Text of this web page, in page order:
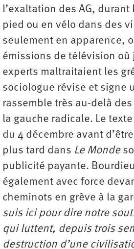
l’exaltation des AG, durant
pied ou en vélo dans des
seulement en apparence,
émissions de télévision
experts maltraitaient les
sociologue révise et signe
rassemble très au-delà
la gauche radicale. Le
du 4 décembre avant
plus tard dans Le Monde
publicité payante.
également avec force
cheminots en grève à la
suis ici pour dire notre
qui luttent, depuis trois
destruction d’une